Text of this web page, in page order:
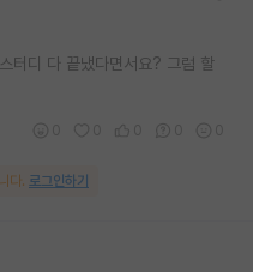
터디 다 끝냈다면서요? 그럼 할
다. 로그인하기